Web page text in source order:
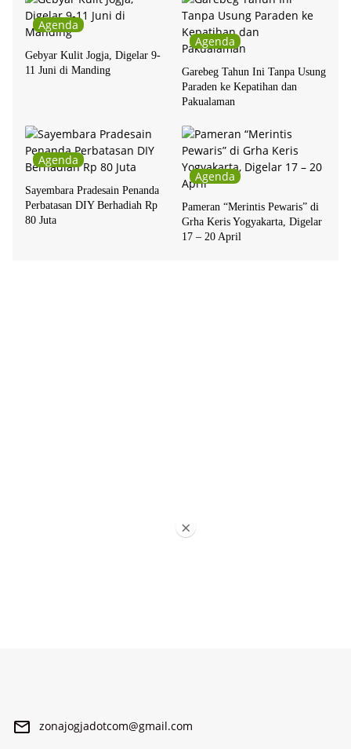
Agenda
Gebyar Kulit Jogja, Digelar 9-
11 Juni di Manding
Agenda
Garebeg Tahun Ini Tanpa Usung
Paraden ke Kepatihan dan
Pakualaman
Agenda
Sayembara Pradesain Penanda
Perbatasan DIY Berhadiah Rp
80 Juta
Agenda
Pameran “Merintis Pewaris” di
Grha Keris Yogyakarta, Digelar
17 – 20 April
zonajogjadotcom@gmail.com
×